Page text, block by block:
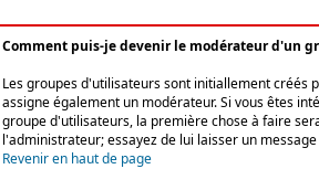
Comment puis-je devenir le modérateur d'un
Les groupes d'utilisateurs sont initiallement créés
assigne également un modérateur. Si vous êtes
groupe d'utilisateurs, la première chose à faire
l'administrateur; essayez de lui laisser un
Revenir en haut de page